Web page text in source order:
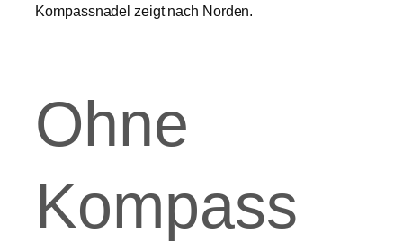
Kompassnadel zeigt nach Norden.
Ohne
Kompass